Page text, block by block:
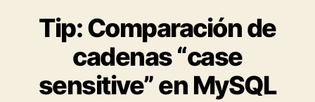
Tip: Comparación de
cadenas “case
sensitive” en MySQL